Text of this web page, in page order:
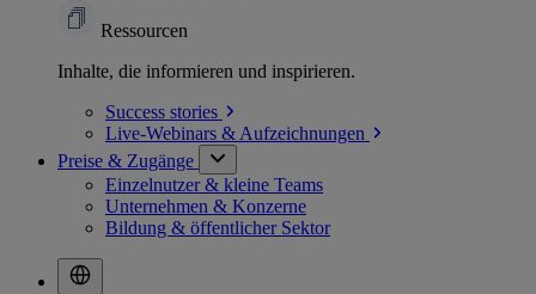
Ressourcen
Inhalte, die informieren und inspirieren.
Success stories
Live-Webinars & Aufzeichnungen
Preise & Zugänge
Einzelnutzer & kleine Teams
Unternehmen & Konzerne
Bildung & öffentlicher Sektor